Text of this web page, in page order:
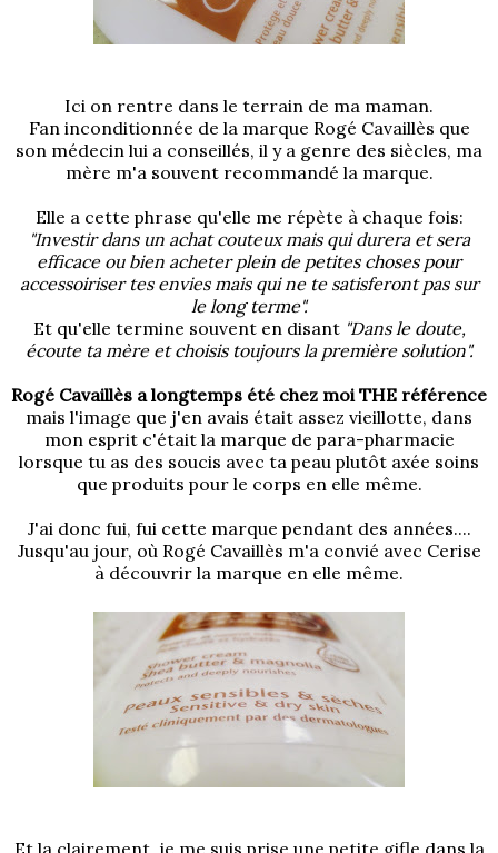
Ici on rentre dans le terrain de ma maman.
Fan inconditionnée de la marque Rogé Cavaillès que
son médecin lui a conseillés, il y a genre des siècles, ma
mère m'a souvent recommandé la marque.
Elle a cette phrase qu'elle me répète à chaque fois:
"Investir dans un achat couteux mais qui durera et sera
efficace ou bien acheter plein de petites choses pour
accessoiriser tes envies mais qui ne te satisferont pas sur
le long terme".
Et qu'elle termine souvent en disant "Dans le doute,
écoute ta mère et choisis toujours la première solution".
Rogé Cavaillès a longtemps été chez moi THE référence
mais l'image que j'en avais était assez vieillotte, dans
mon esprit c'était la marque de para-pharmacie
lorsque tu as des soucis avec ta peau plutôt axée soins
que produits pour le corps en elle même.
J'ai donc fui, fui cette marque pendant des années....
Jusqu'au jour, où Rogé Cavaillès m'a convié avec Cerise
à découvrir la marque en elle même.